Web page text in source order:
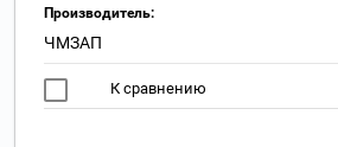
Производитель:
ЧМЗАП
К сравнению